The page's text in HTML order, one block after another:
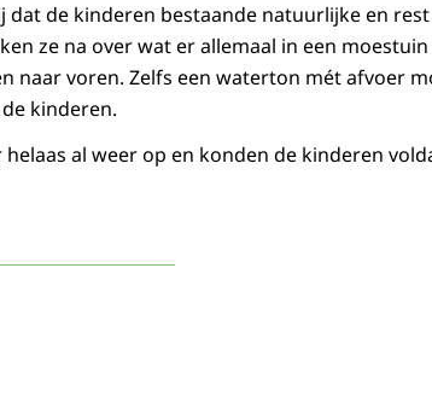
dat de kinderen bestaande natuurlijke en
ze na over wat er allemaal in een
naar voren. Zelfs een waterton mét afvoer
kinderen.
al weer op en konden de kinderen